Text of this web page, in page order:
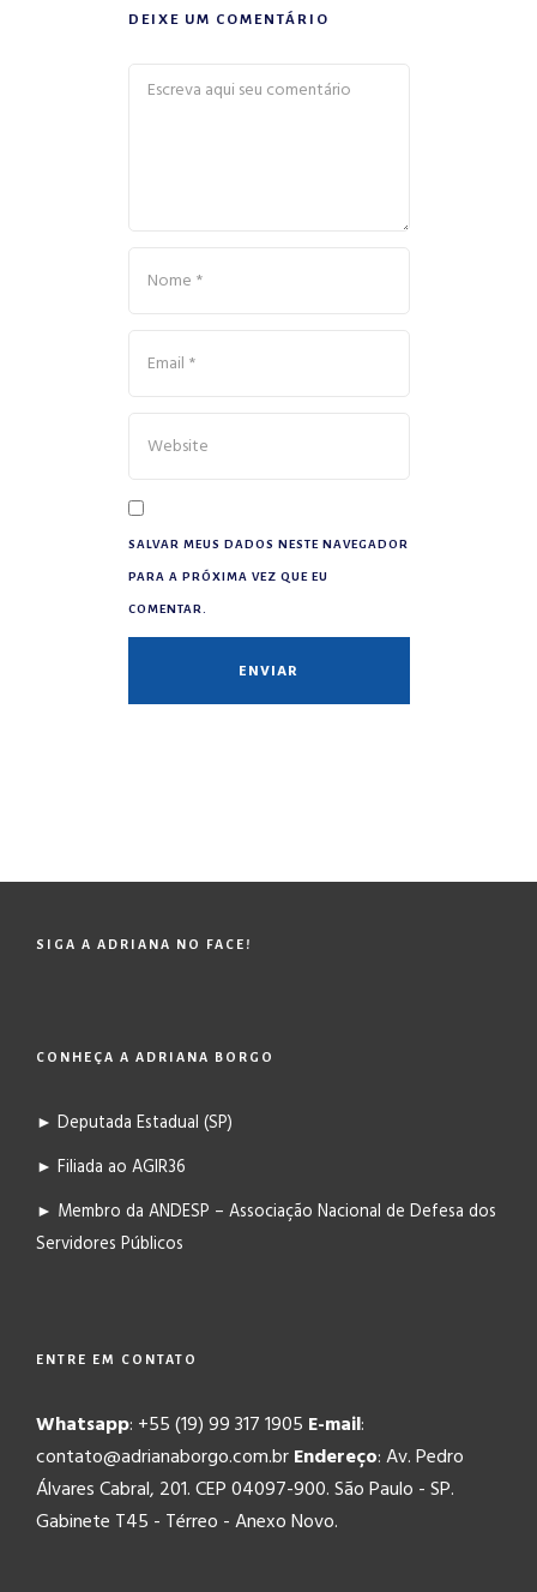
DEIXE UM COMENTÁRIO
SALVAR MEUS DADOS NESTE NAVEGADOR
PARA A PRÓXIMA VEZ QUE EU
COMENTAR.
SIGA A ADRIANA NO FACE!
CONHEÇA A ADRIANA BORGO
► Deputada Estadual (SP)
► Filiada ao AGIR36
► Membro da ANDESP – Associação Nacional de Defesa dos
Servidores Públicos
ENTRE EM CONTATO
Whatsapp: +55 (19) 99 317 1905 E-mail:
contato@adrianaborgo.com.brEndereço: Av. Pedro
Álvares Cabral, 201. CEP 04097-900. São Paulo - SP.
Gabinete T45 - Térreo - Anexo Novo.